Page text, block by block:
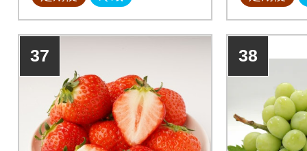
37 38